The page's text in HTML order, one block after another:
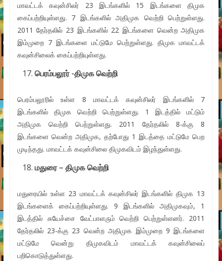
மாவட்டக் கவுன்சிலர் 23 இடங்களில் 15 இடங்களை திமுக
கைப்பற்றியுள்ளது. 7 இடங்களில் அதிமுக வெற்றி பெற்றுள்ளது.
2011 தேர்தலில் 23 இடங்களில் 22 இடங்களை வென்ற அதிமுக
இம்முறை 7 இடங்களை மட்டுமே பெற்றுள்ளது. திமுக மாவட்டக்
கவுன்சிலைக் கைப்பற்றியுள்ளது.
பெரம்பலூர் -திமுக வெற்றி
பெரம்பலூரில் உள்ள 8 மாவட்டக் கவுன்சிலர் இடங்களில் 7
இடங்களில் திமுக வெற்றி பெற்றுள்ளது. 1 இடத்தில் மட்டும்
அதிமுக வெற்றி பெற்றுள்ளது. 2011 தேர்தலில் 8-க்கு 8
இடங்களை வென்ற அதிமுக, தற்போது 1 இடத்தை மட்டுமே பெற
முடிந்தது. மாவட்டக் கவுன்சிலை திமுகவிடம் இழந்துள்ளது.
மதுரை – திமுக வெற்றி
மதுரையில் உள்ள 23 மாவட்டக் கவுன்சிலர் இடங்களில் திமுக 13
இடங்களைக் கைப்பற்றியுள்ளது. 9 இடங்களில் அதிமுகவும், 1
இடத்தில் சுயேச்சை வேட்பாளரும் வெற்றி பெற்றுள்ளனர். 2011
தேர்தலில் 23-க்கு 23 வென்ற அதிமுக இம்முறை 9 இடங்களை
மட்டுமே வென்று திமுகவிடம் மாவட்டக் கவுன்சிலைப்
பறிகொடுத்துள்ளது.